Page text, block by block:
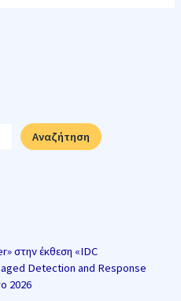
Αναζήτηση
στην έκθεση «IDC
Detection and Response
2026